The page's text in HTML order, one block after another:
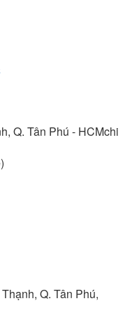
Q. Tân Phú - HCMchi
Q. Tân Phú,